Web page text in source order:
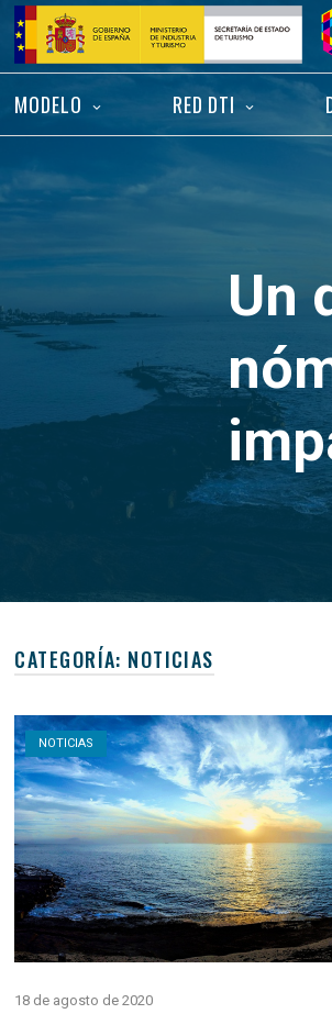
Saltar
contenido
Inicio
MODELO RED DTI
Un
CATEGORÍA: NOTICIAS
NOTICIAS
Open post
18 de agosto de 2020